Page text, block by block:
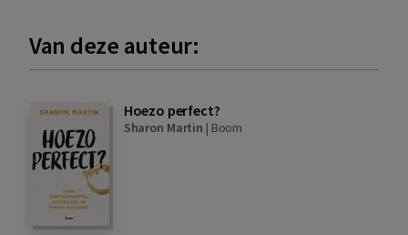
Van deze auteur:
Hoezo perfect?
Sharon Martin | Boom